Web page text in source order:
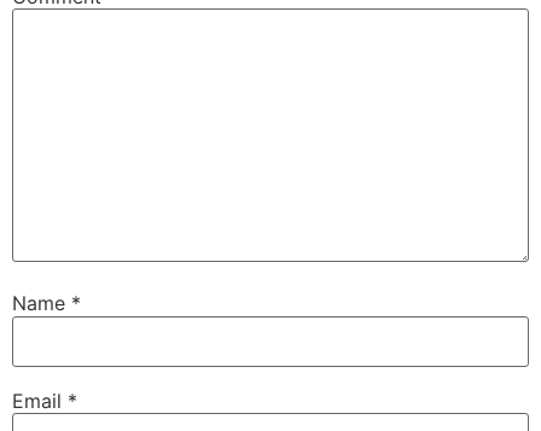
Name *
Email *